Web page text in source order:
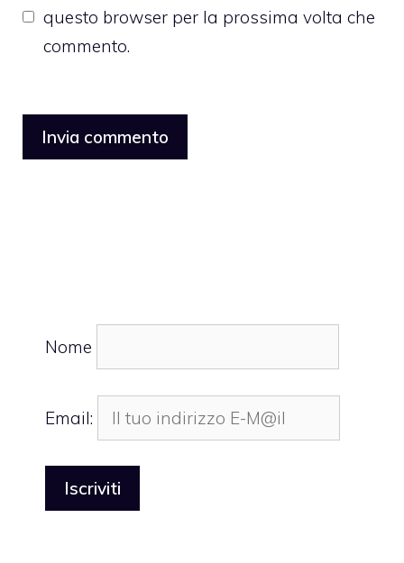
questo browser per la prossima volta che
commento.
Nome
Email: